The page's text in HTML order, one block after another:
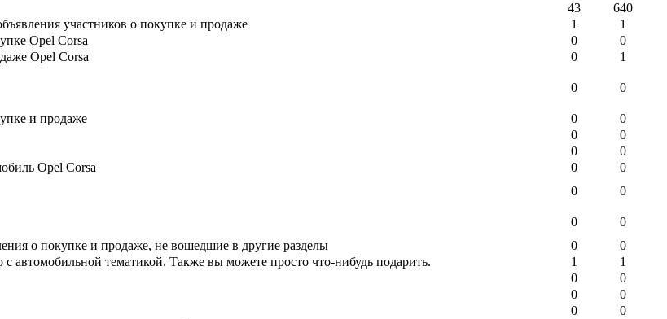
43
640
участников о покупке и продаже 1
1
Opel Corsa 0
0
Opel Corsa 0
1
0 0
и продаже 0
0
0
0
0
0
Opel Corsa 0
0
0
0
0
0
о покупке и продаже, не вошедшие в другие разделы 0
0
с автомобильной тематикой. Также вы можете просто что-нибудь подарить. 1
1
0
0
0
0
0
0